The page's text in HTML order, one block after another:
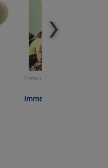
Lotta Lubkoll:
Immer den Nüstern